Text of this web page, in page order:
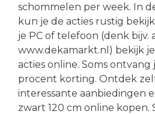
schommelen per week. In
kun je de acties rustig
je PC of telefoon (denk bijv.
www.dekamarkt.nl) bekijk
acties online. Soms ontvang
procent korting. Ontdek
interessante aanbiedingen
zwart 120 cm online